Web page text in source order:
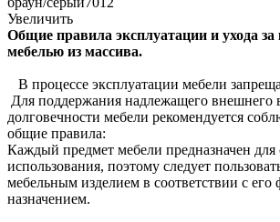
Увеличить
Общие правила эксплуатации и ухода за
мебелью из массива.
В процессе эксплуатации мебели
Для поддержания надлежащего внешнего
долговечности мебели рекомендуется
общие правила:
Каждый предмет мебели предназначен для
использования, поэтому следует
мебельным изделием в соответствии с
назначением.